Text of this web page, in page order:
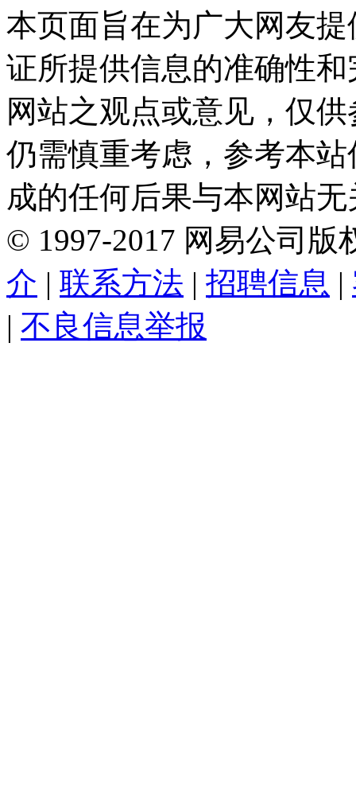
本页面旨在为广大网友
证所提供信息的准确性
网站之观点或意见，仅
仍需慎重考虑，参考本
成的任何后果与本网站
© 1997-2017 网易公司版
介 | 联系方法 | 招聘信息 |
| 不良信息举报